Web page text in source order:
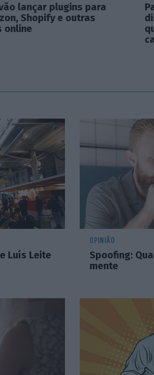
lançar plugins para
Shopify e outras
online
Luís Leite
OPINIÃO
Spoofing:
mente